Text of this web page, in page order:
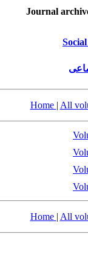
Journal
Home | All
Home | All